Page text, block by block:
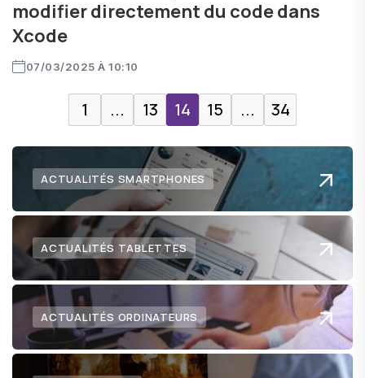
modifier directement du code dans
Xcode
07/03/2025 À 10:10
1 ... 13 14 15 ... 34
ACTUALITÉS SMARTPHONES
ACTUALITÉS TABLETTES
ACTUALITÉS ORDINATEURS